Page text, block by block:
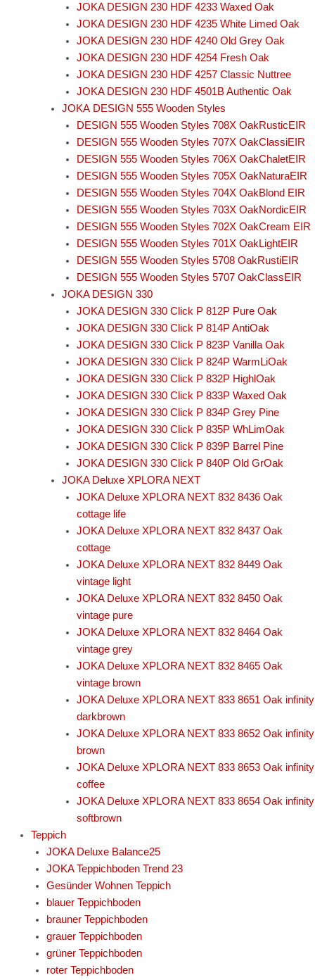
JOKA DESIGN 230 HDF 4233 Waxed Oak
JOKA DESIGN 230 HDF 4235 White Limed Oak
JOKA DESIGN 230 HDF 4240 Old Grey Oak
JOKA DESIGN 230 HDF 4254 Fresh Oak
JOKA DESIGN 230 HDF 4257 Classic Nuttree
JOKA DESIGN 230 HDF 4501B Authentic Oak
JOKA DESIGN 555 Wooden Styles
DESIGN 555 Wooden Styles 708X OakRusticEIR
DESIGN 555 Wooden Styles 707X OakClassiEIR
DESIGN 555 Wooden Styles 706X OakChaletEIR
DESIGN 555 Wooden Styles 705X OakNaturaEIR
DESIGN 555 Wooden Styles 704X OakBlond EIR
DESIGN 555 Wooden Styles 703X OakNordicEIR
DESIGN 555 Wooden Styles 702X OakCream EIR
DESIGN 555 Wooden Styles 701X OakLightEIR
DESIGN 555 Wooden Styles 5708 OakRustiEIR
DESIGN 555 Wooden Styles 5707 OakClassEIR
JOKA DESIGN 330
JOKA DESIGN 330 Click P 812P Pure Oak
JOKA DESIGN 330 Click P 814P AntiOak
JOKA DESIGN 330 Click P 823P Vanilla Oak
JOKA DESIGN 330 Click P 824P WarmLiOak
JOKA DESIGN 330 Click P 832P HighlOak
JOKA DESIGN 330 Click P 833P Waxed Oak
JOKA DESIGN 330 Click P 834P Grey Pine
JOKA DESIGN 330 Click P 835P WhLimOak
JOKA DESIGN 330 Click P 839P Barrel Pine
JOKA DESIGN 330 Click P 840P Old GrOak
JOKA Deluxe XPLORA NEXT
JOKA Deluxe XPLORA NEXT 832 8436 Oak
cottage life
JOKA Deluxe XPLORA NEXT 832 8437 Oak
cottage
JOKA Deluxe XPLORA NEXT 832 8449 Oak
vintage light
JOKA Deluxe XPLORA NEXT 832 8450 Oak
vintage pure
JOKA Deluxe XPLORA NEXT 832 8464 Oak
vintage grey
JOKA Deluxe XPLORA NEXT 832 8465 Oak
vintage brown
JOKA Deluxe XPLORA NEXT 833 8651 Oak infinity
darkbrown
JOKA Deluxe XPLORA NEXT 833 8652 Oak infinity
brown
JOKA Deluxe XPLORA NEXT 833 8653 Oak infinity
coffee
JOKA Deluxe XPLORA NEXT 833 8654 Oak infinity
softbrown
Teppich
JOKA Deluxe Balance25
JOKA Teppichboden Trend 23
Gesünder Wohnen Teppich
blauer Teppichboden
brauner Teppichboden
grauer Teppichboden
grüner Teppichboden
roter Teppichboden